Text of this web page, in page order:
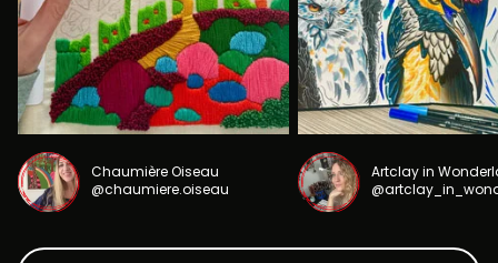
Chaumière Oiseau
@chaumiere.oiseau
Artclay in